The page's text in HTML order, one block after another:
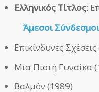
Ελληνικός Τίτλος:
ΆμεσοιΣύνδεσμοι
Επικίνδυνες
Μια Πιστή Γυναίκα
Βαλμόν (1989)